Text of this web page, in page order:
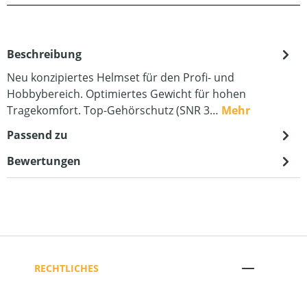
Beschreibung
Neu konzipiertes Helmset für den Profi- und
Hobbybereich. Optimiertes Gewicht für hohen
Tragekomfort. Top-Gehörschutz (SNR 3… Mehr
Passend zu
Bewertungen
RECHTLICHES